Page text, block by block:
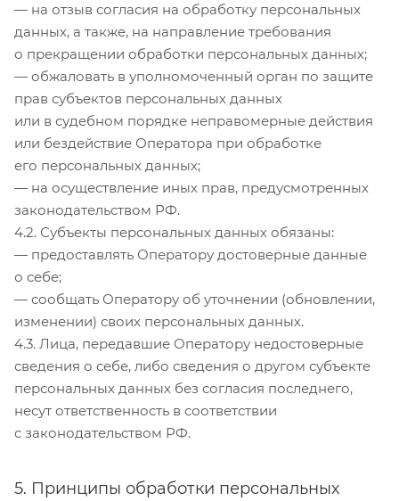
— на отзыв согласия на обработку персональных
данных, а также, на направление требования
о прекращении обработки персональных данных;
— обжаловать в уполномоченный орган по защите
прав субъектов персональных данных
или в судебном порядке неправомерные действия
или бездействие Оператора при обработке
его персональных данных;
— на осуществление иных прав, предусмотренных
законодательством РФ.
4.2. Субъекты персональных данных обязаны:
— предоставлять Оператору достоверные данные
о себе;
— сообщать Оператору об уточнении (обновлении,
изменении) своих персональных данных.
4.3. Лица, передавшие Оператору недостоверные
сведения о себе, либо сведения о другом субъекте
персональных данных без согласия последнего,
несут ответственность в соответствии
с законодательством РФ.
5. Принципы обработки персональных